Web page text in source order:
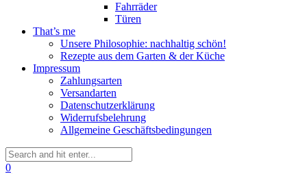
Fahrräder
Türen
That’s me
Unsere Philosophie: nachhaltig schön!
Rezepte aus dem Garten & der Küche
Impressum
Zahlungsarten
Versandarten
Datenschutzerklärung
Widerrufsbelehrung
Allgemeine Geschäftsbedingungen
0